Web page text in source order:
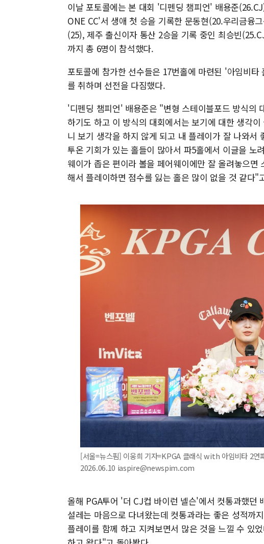
이날 포토콜에는 본 대회 '디펜딩 챔피언' 배용준
ONE CC'서 생애 첫 승을 기록한 문동현(20.우리금융
(25), 제주 출신이자 통산 2승을 기록 중인 최승빈
까지 총 6명이 참석했다.
포토콜에 참가한 선수들은 17번홀에 마련된 '아임비
를 취하며 선전을 다짐했다.
'디펜딩 챔피언' 배용준은 "변형 스테이블포드 방식의
하기도 하고 이 방식의 대회에서는 보기에 대한 생각
니 보기 생각을 하지 않게 되고 내 플레이가 잘 나와
투온 기회가 있는 홀들이 많아서 파5홀에서 이글을 노
웨이가 좁은 편이라 볼을 페어웨이에만 잘 올려놓으
해서 플레이하면 점수를 잃는 홀은 많이 없을 것 같다"
[서울=뉴스핌] 이웅희 기자=KPGA 클래식 with 아임비타 2연
2026.06.10 iaspire@newspim.com
올해 PGA투어 '더 CJ컵 바이런 넬슨'에서 컷통과했던
설레는 마음으로 다녀왔는데 컷통과라는 좋은 성적까
플레이를 함께 하고 지켜보면서 많은 것을 느낄 수 있